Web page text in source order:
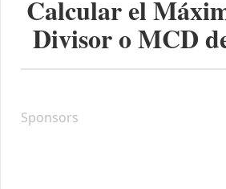
Calcular el
Divisor o MCD
Sponsors